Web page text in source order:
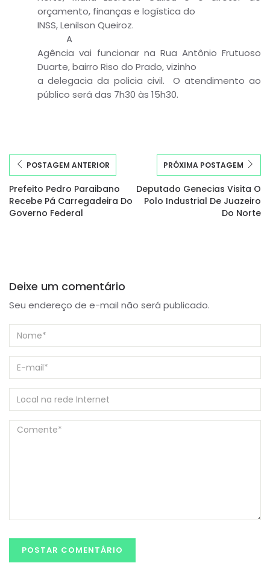
orçamento, finanças e logística do
INSS, Lenilson Queiroz.
A
Agência vai funcionar na Rua Antônio Frutuoso
Duarte, bairro Riso do Prado, vizinho
a delegacia da policia civil. O atendimento ao
público será das 7h30 às 15h30.
POSTAGEM ANTERIOR
Prefeito Pedro Paraibano
Recebe Pá Carregadeira Do
Governo Federal
PRÓXIMA POSTAGEM
Deputado Genecias Visita O
Polo Industrial De Juazeiro
Do Norte
Deixe um comentário
Seu endereço de e-mail não será publicado.